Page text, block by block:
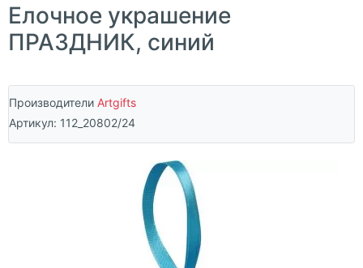
Елочное украшение
ПРАЗДНИК, синий
Производители Artgifts
Артикул: 112_20802/24